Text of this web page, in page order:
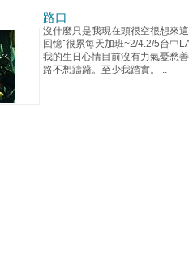
路口
沒什麼只是我現在頭很空很想來
回憶ˇ很累每天加班~2/4.2/5台中
我的生日心情目前沒有力氣憂愁
路不想躊躇。至少我踏實。 ..